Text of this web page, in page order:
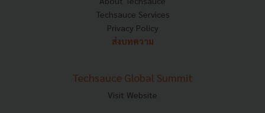
Techsauce Services
Privacy Policy
ส่งบทความ
Techsauce Global Summit
Visit Website